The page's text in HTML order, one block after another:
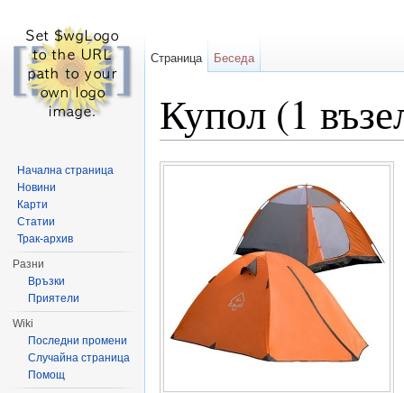
Купол (1
Страница Беседа
Начална страница
Новини
Карти
Статии
Трак-архив
Разни
Връзки
Приятели
Wiki
Последни промени
Случайна страница
Помощ